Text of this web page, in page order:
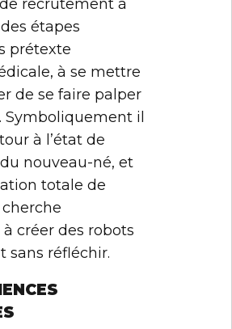
recrutement à
des étapes
prétexte
à se mettre
de se faire palper
Symboliquement il
à l’état de
nouveau-né, et
totale de
cherche
créer des robots
sans réfléchir.